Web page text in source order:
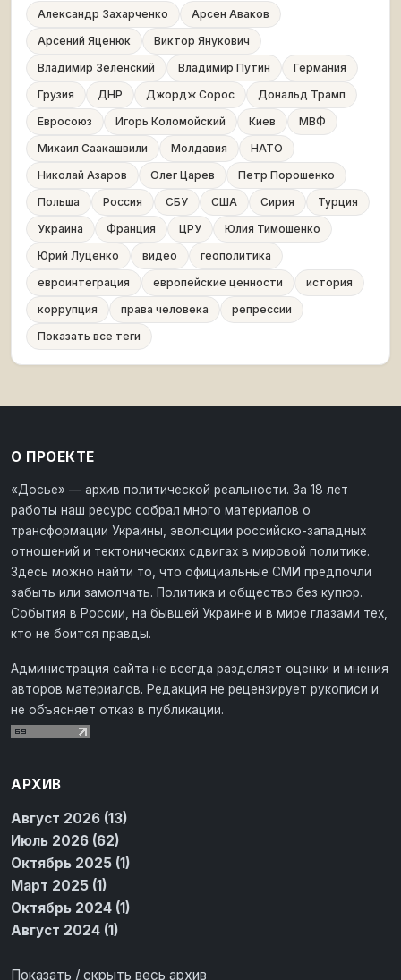
Александр Захарченко
Арсен Аваков
Арсений Яценюк
Виктор Янукович
Владимир Зеленский
Владимир Путин
Германия
Грузия
ДНР Джордж Сорос
Дональд Трамп
Евросоюз
Игорь Коломойский Киев
МВФ
Михаил Саакашвили
Молдавия
НАТО
Николай Азаров
Олег Царев
Петр Порошенко
Польша
Россия СБУ США Сирия
Турция
Украина
Франция ЦРУ
Юлия Тимошенко
Юрий Луценко
видео
геополитика
евроинтеграция
европейские ценности
история
коррупция
права человека
репрессии
Показать все теги
О ПРОЕКТЕ
«Досье» — архив политической реальности. За 18 лет
работы наш ресурс собрал много материалов о
трансформации Украины, эволюции российско-западных
отношений и тектонических сдвигах в мировой политике.
Здесь можно найти то, что официальные СМИ предпочли
забыть или замолчать. Политика и общество без купюр.
События в России, на бывшей Украине и в мире глазами тех,
кто не боится правды.
Администрация сайта не всегда разделяет оценки и мнения
авторов материалов. Редакция не рецензирует рукописи и
не объясняет отказ в публикации.
АРХИВ
Август 2026 (13)
Июль 2026 (62)
Октябрь 2025 (1)
Март 2025 (1)
Октябрь 2024 (1)
Август 2024 (1)
Показать / скрыть весь архив